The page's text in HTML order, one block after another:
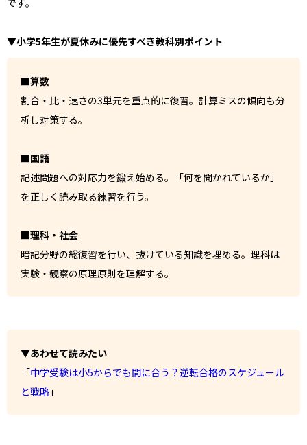
です。
▼小学5年生が夏休みに優先すべき教科別ポイント
■算数
割合・比・速さの3単元を重点的に復習。計算ミスの傾向も分
析し対策する。
■国語
記述問題への対応力を鍛え始める。「何を聞かれているか」
を正しく読み取る練習を行う。
■理科・社会
暗記分野の総復習を行い、抜けている知識を埋める。理科は
実験・観察の原理原則を理解する。
▼あわせて読みたい
「中学受験は小5からでも間に合う？逆転合格のスケジュール
と戦略 」